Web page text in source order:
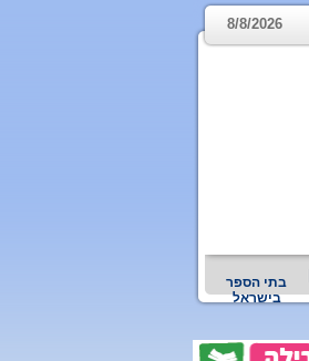
8/8/2026
בתי הספר
בישראל